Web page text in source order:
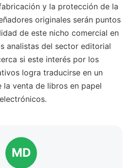
y la protección de la
originales serán puntos
de este nicho comercial en
analistas del sector editorial
si este interés por los
logra traducirse en un
la venta de libros en papel
MD